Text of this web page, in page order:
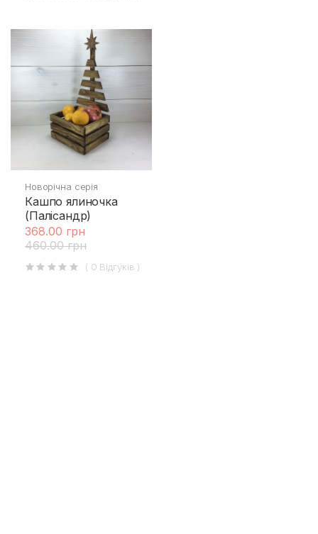
Новорічна серія
Кашпо ялиночка
(Палісандр)
368.00 грн
460.00 грн
( 0 Відгуків )